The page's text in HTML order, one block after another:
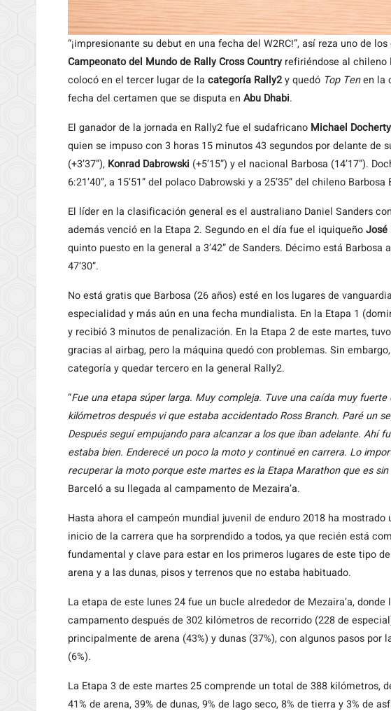
“¡impresionante su debut en una fecha del W2RC!”, así reza uno de
Campeonato del Mundo de Rally Cross Countryrefiriéndose al chileno
colocó en el tercer lugar de la categoría Rally2y quedó Top Tenen la
fecha del certamen que se disputa en Abu Dhabi.
El ganador de la jornada en Rally2 fue el sudafricano Michael Docherty
quien se impuso con 3 horas 15 minutos 43 segundos por delante de
(+3’37”), Konrad Dabrowski (+5’15”) y el nacional Barbosa (14’17”).
6:21’40”, a 15’51” del polaco Dabrowski y a 25’35” del chileno Barbosa
El líder en la clasificación general es el australiano Daniel Sanders
además venció en la Etapa 2. Segundo en el día fue el iquiqueñoJosé
quinto puesto en la general a 3’42” de Sanders. Décimo está Barbosa
47’30”.
No está gratis que Barbosa (26 años) esté en los lugares de
especialidad y más aún en una fecha mundialista. En la Etapa 1
y recibió 3 minutos de penalización. En la Etapa 2 de este martes,
gracias al airbag, pero la máquina quedó con problemas. Sin
categoría y quedar tercero en la general Rally2.
“Fue una etapa súper larga. Muy compleja. Tuve una caída muy
kilómetros después vi que estaba accidentado Ross Branch. Paré un
Después seguí empujando para alcanzar a los que iban adelante. Ahí
estaba bien. Enderecé un poco la moto y continué en carrera. Lo
recuperar la moto porque este martes es la Etapa Marathon que es
Barceló a su llegada al campamento de Mezaira’a.
Hasta ahora el campeón mundial juvenil de enduro 2018 ha
inicio de la carrera que ha sorprendido a todos, ya que recién está
fundamental y clave para estar en los primeros lugares de este tipo
arena y a las dunas, pisos y terrenos que no estaba habituado.
La etapa de este lunes 24 fue un bucle alrededor de Mezaira’a,
campamento después de 302 kilómetros de recorrido (228 de
principalmente de arena (43%) y dunas (37%), con algunos pasos por
(6%).
La Etapa 3 de este martes 25 comprende un total de 388 kilómetros,
41% de arena, 39% de dunas, 9% de lago seco, 8% de tierra y 3% de